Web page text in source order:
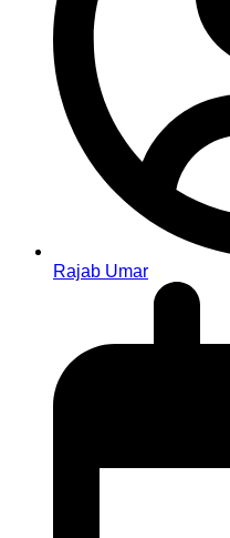
Rajab Umar